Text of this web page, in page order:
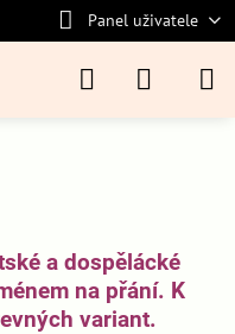
Panel uživatele
a dospělácké
na přání. K
variant.